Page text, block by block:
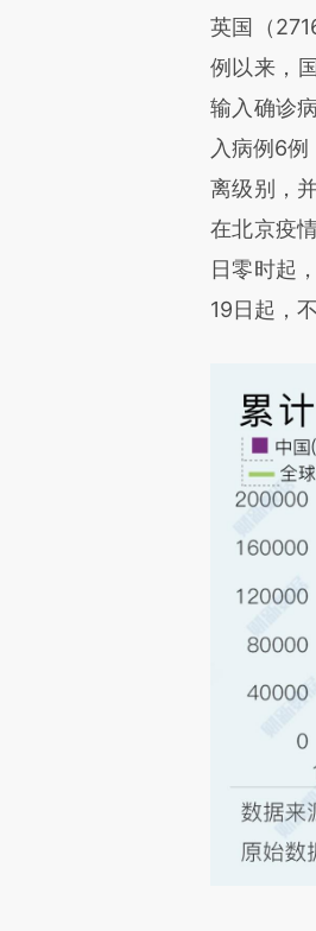
英国（
例以来，
输入确诊
入病例6
离级别，
在北京疫
日零时起
19日起，